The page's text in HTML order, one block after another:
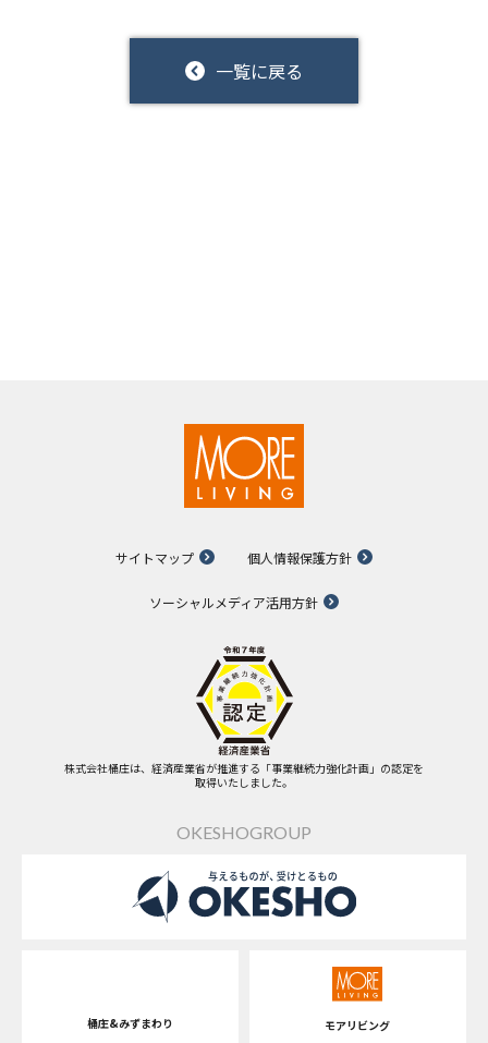
一覧に戻る
サイトマップ 個人情報保護方針
ソーシャルメディア活用方針
株式会社桶庄は、経済産業省が推進する「事業継続力強化計画」の認定を
取得いたしました。
OKESHOGROUP
桶庄&みずまわり モアリビング